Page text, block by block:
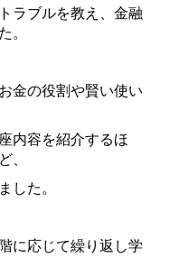
ラブルを教え、金融
金の役割や賢い使い
内容を紹介するほ
た。
に応じて繰り返し学